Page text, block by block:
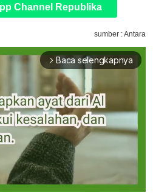
Channel Republika
sumber : Antara
arrow_forward_ios Baca selengkapnya